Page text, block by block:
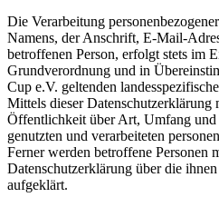
Die Verarbeitung
Namens, der Anschrift, E-Mail-
betroffenen Person, erfolgt stets im
Grundverordnung und in
Cup e.V. geltenden
Mittels dieser Datenschutzerklärung
Öffentlichkeit über Art, Umfang
genutzten und verarbeiteten
Ferner werden betroffene Personen
Datenschutzerklärung über die
aufgeklärt.